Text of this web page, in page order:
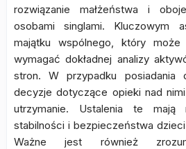
rozwiązanie małżeństwa i
osobami singlami. Kluczowym
majątku wspólnego, który
wymagać dokładnej analizy
stron. W przypadku posiadania
decyzje dotyczące opieki nad
utrzymanie. Ustalenia te mają
stabilności i bezpieczeństwa
Ważne jest również